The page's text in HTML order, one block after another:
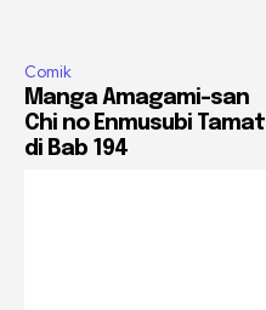
Comik
Manga Amagami-san
Chi no Enmusubi Tamat
di Bab 194